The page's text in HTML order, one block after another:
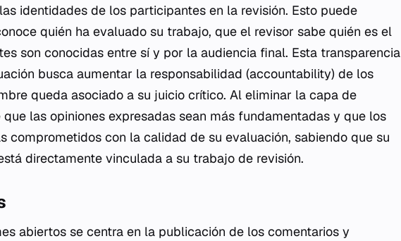
identidades de los participantes en la revisión. Esto puede
quién ha evaluado su trabajo, que el revisor sabe quién es el
son conocidas entre sí y por la audiencia final. Esta transparencia
busca aumentar la responsabilidad (accountability) de los
queda asociado a su juicio crítico. Al eliminar la capa de
las opiniones expresadas sean más fundamentadas y que los
comprometidos con la calidad de su evaluación, sabiendo que su
directamente vinculada a su trabajo de revisión.
abiertos se centra en la publicación de los comentarios y